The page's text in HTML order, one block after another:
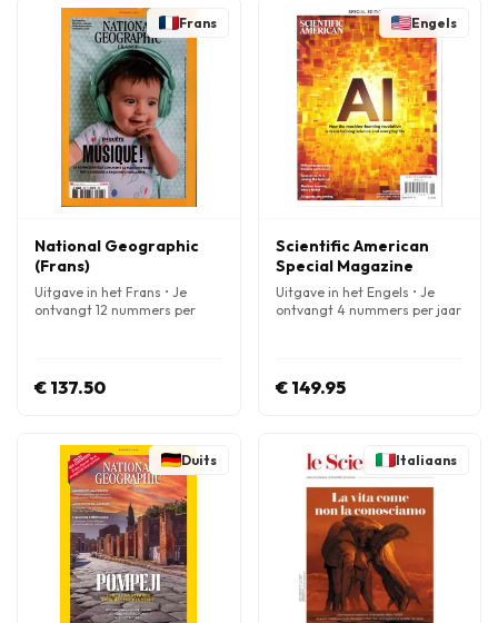
Frans
National Geographic
(Frans)
Uitgave in het Frans • Je
ontvangt 12 nummers per
€ 137.50
Engels
Scientific American
Special Magazine
Uitgave in het Engels • Je
ontvangt 4 nummers per jaar
€ 149.95
Duits Italiaans